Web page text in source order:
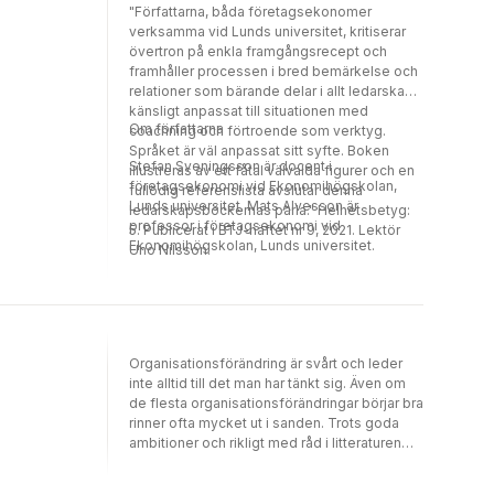
"Författarna, båda företagsekonomer
verksamma vid Lunds universitet, kritiserar
övertron på enkla framgångsrecept och
framhåller processen i bred bemärkelse och
relationer som bärande delar i allt ledarskap;
känsligt anpassat till situationen med
coachning och förtroende som verktyg.
Språket är väl anpassat sitt syfte. Boken
illustreras av ett fåtal välvalda figurer och en
fullödig referenslista avslutar denna
ledarskapsböckernas pärla." Helhetsbetyg:
5. Publicerat i BTJ-häftet nr 9, 2021. Lektör
Uno Nilsson.
Om författarna
Stefan Sveningsson är docent i
företagsekonomi vid Ekonomihögskolan,
Lunds universitet. Mats Alvesson är
professor i företagsekonomi vid
Ekonomihögskolan, Lunds universitet.
Organisationsförändring är svårt och leder
inte alltid till det man har tänkt sig. Även om
de flesta organisationsförändringar börjar bra
rinner ofta mycket ut i sanden. Trots goda
ambitioner och rikligt med råd i litteraturen